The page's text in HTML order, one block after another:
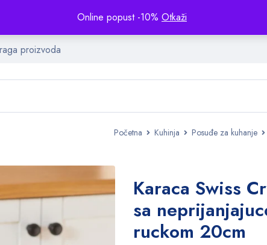
Online popust -10% Otkaži
Početna Kuhinja Posuđe za kuhanje
Karaca Swiss
sa
ruckom 20cm